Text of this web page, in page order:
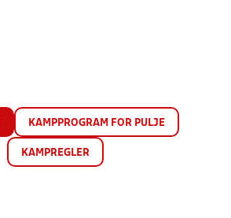
KAMPPROGRAM FOR PULJE
KAMPREGLER